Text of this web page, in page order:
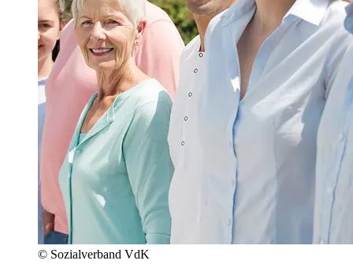
© Sozialverband VdK